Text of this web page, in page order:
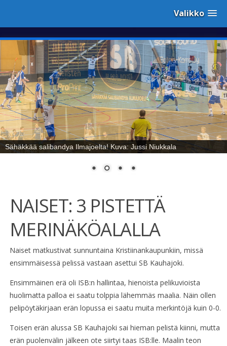
Valikko
Sähäkkää salibandya Ilmajoelta! Kuva: Jussi Niukkala
NAISET: 3 PISTETTÄ
MERINÄKÖALALLA
Naiset matkustivat sunnuntaina Kristiinankaupunkiin, missä
ensimmäisessä pelissä vastaan asettui SB Kauhajoki.
Ensimmäinen erä oli ISB:n hallintaa, hienoista pelikuvioista
huolimatta palloa ei saatu tolppia lähemmäs maalia. Näin ollen
pelipöytäkirjaan erän lopussa ei saatu muita merkintöjä kuin 0-0.
Toisen erän alussa SB Kauhajoki sai hieman pelistä kiinni, mutta
erän puolenvälin jälkeen ote siirtyi taas ISB:lle. Maalin teon